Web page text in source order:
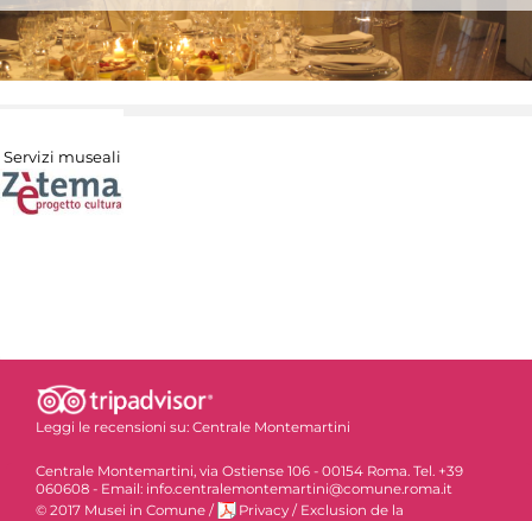
Servizi museali
Leggi le recensioni su: Centrale Montemartini
Centrale Montemartini, via Ostiense 106 - 00154 Roma. Tel. +39
060608 - Email: info.centralemontemartini@comune.roma.it
© 2017 Musei in Comune / Privacy / Exclusion de la